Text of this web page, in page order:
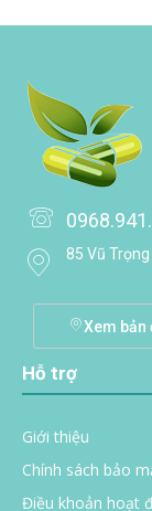
85 Vũ
Xem bản
Hỗ trợ
Giới thiệu
Chính sách bảo
Điều khoản hoạt